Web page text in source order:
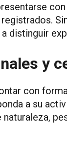
distinguir
y
con
a su